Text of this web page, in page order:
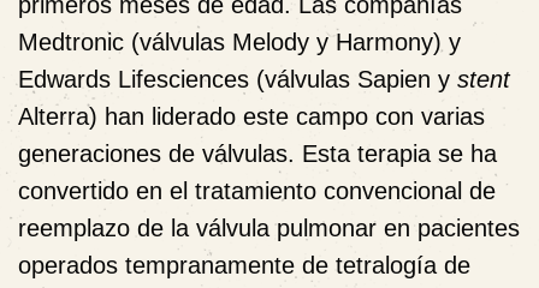
Medtronic (válvulas Melody y Harmony) y
Edwards Lifesciences (válvulas Sapien y stent
Alterra) han liderado este campo con varias
generaciones de válvulas. Esta terapia se ha
convertido en el tratamiento convencional de
reemplazo de la válvula pulmonar en pacientes
operados tempranamente de tetralogía de